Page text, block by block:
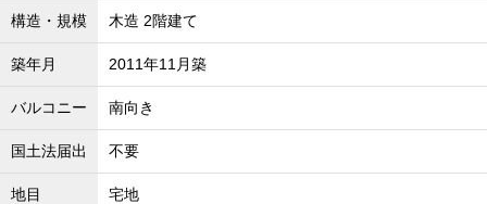
構造・規模 木造 2階建て
築年月 2011年11月築
バルコニー 南向き
国土法届出 不要
地目 宅地
沖縄全域エリア
沖縄全域エリアの新築一戸建
沖縄全域エリアの中古一戸建